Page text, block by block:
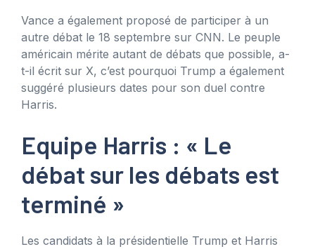
Vance a également proposé de participer à un
autre débat le 18 septembre sur CNN. Le peuple
américain mérite autant de débats que possible, a-
t-il écrit sur X, c’est pourquoi Trump a également
suggéré plusieurs dates pour son duel contre
Harris.
Equipe Harris : « Le
débat sur les débats est
terminé »
Les candidats à la présidentielle Trump et Harris